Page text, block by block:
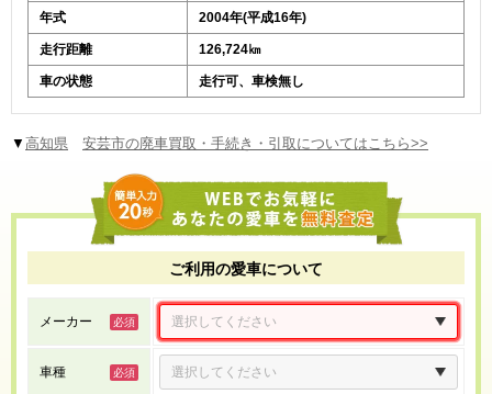
年式 2004年(平成16年)
走行距離 126,724㎞
車の状態 走行可、車検無し
▼ 高知県 安芸市の廃車買取・手続き・引取についてはこちら>>
ご利用の愛車について
メーカー
車種